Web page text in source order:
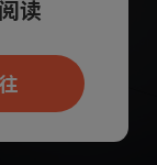
新用
读